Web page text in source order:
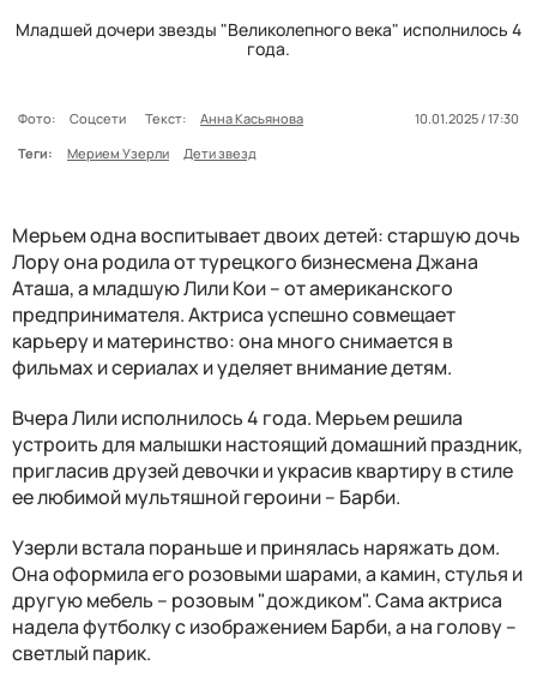
Младшей дочери звезды "Великолепного века" исполнилось 4
года.
Фото: Соцсети Текст: Анна Касьянова
10.01.2025 / 17:30
Теги:
Мерием Узерли Дети звезд
Мерьем одна воспитывает двоих детей: старшую дочь
Лору она родила от турецкого бизнесмена Джана
Аташа, а младшую Лили Кои – от американского
предпринимателя. Актриса успешно совмещает
карьеру и материнство: она много снимается в
фильмах и сериалах и уделяет внимание детям.
Вчера Лили исполнилось 4 года. Мерьем решила
устроить для малышки настоящий домашний праздник,
пригласив друзей девочки и украсив квартиру в стиле
ее любимой мультяшной героини – Барби.
Узерли встала пораньше и принялась наряжать дом.
Она оформила его розовыми шарами, а камин, стулья и
другую мебель – розовым "дождиком". Сама актриса
надела футболку с изображением Барби, а на голову –
светлый парик.